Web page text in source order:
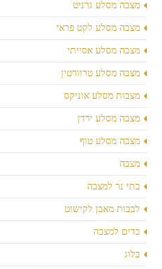
מצבה מסלע גרניט
מצבה מסלע לקט פראי
מצבה מסלע אסייתי
מצבה מסלע טרוורטין
מצבות מסלע אוניקס
מצבה מסלע ירדן
מצבה מסלע טוף
מצבה
בתי נר למצבה
לבבות מאבן לקישוט
כדים למצבה
בלוג